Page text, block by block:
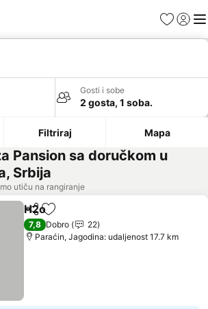
FavoritiPrijavi
Gosti i sobe
2 gosta, 1 soba.
Filtriraj Mapa
Pansion sa doručkom u
Srbija
utiču na rangiranje
Deli Dodati u favorite
H2o
7,8 Dobro
22
Paraćin, Jagodina: udaljenost 17.7 km